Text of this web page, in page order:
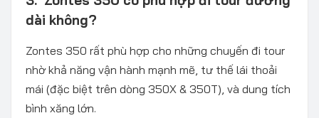
dài không?
Zontes 350 rất phù hợp cho những chuyến đi tour
nhờ khả năng vận hành mạnh mẽ, tư thế lái thoải
mái (đặc biệt trên dòng 350X & 350T), và dung tích
bình xăng lớn.